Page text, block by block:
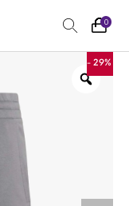
0
- 29%